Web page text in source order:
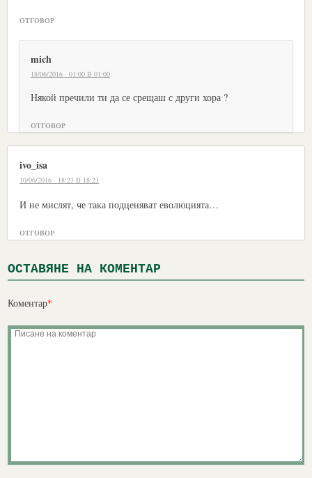
ОТГОВОР
mich
18/06/2016 · 01:00 В 01:00
Някой пречили ти да се срещаш с други хора ?
ОТГОВОР
ivo_isa
10/06/2016 · 18:23 В 18:23
И не мислят, че така подценяват еволюцията…
ОТГОВОР
ОСТАВЯНЕ НА КОМЕНТАР
Коментар*